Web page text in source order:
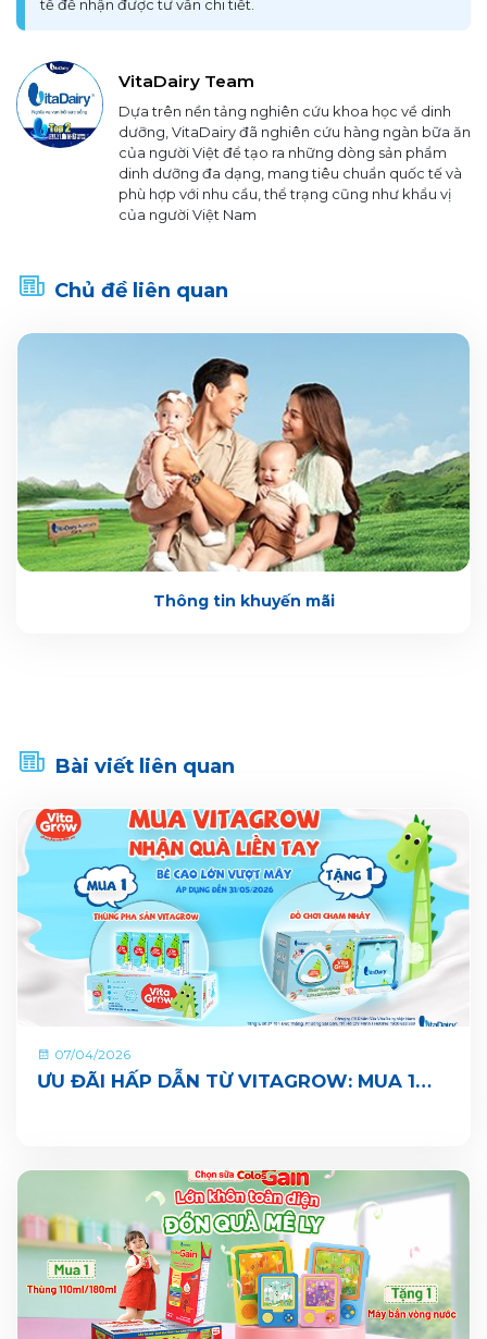
tế để nhận được tư vấn chi tiết.
VitaDairy Team
Dựa trên nền tảng nghiên cứu khoa học về dinh
dưỡng, VitaDairy đã nghiên cứu hàng ngàn bữa ăn
của người Việt để tạo ra những dòng sản phẩm
dinh dưỡng đa dạng, mang tiêu chuẩn quốc tế và
phù hợp với nhu cầu, thể trạng cũng như khẩu vị
của người Việt Nam
Chủ đề liên quan
Thông tin khuyến mãi
Bài viết liên quan
07/04/2026
ƯU ĐÃI HẤP DẪN TỪ VITAGROW: MUA 1